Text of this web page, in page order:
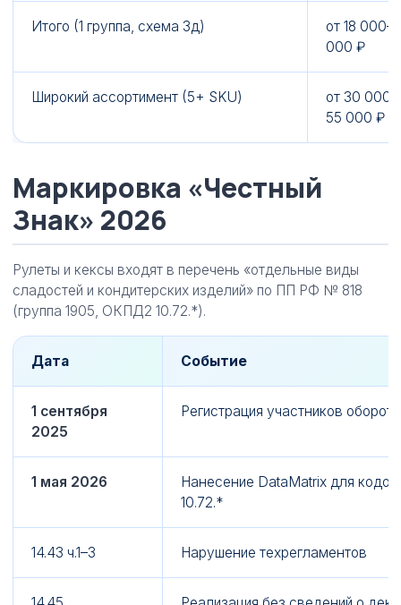
Итого (1 группа, схема 3д)
от 18
000 ₽
Широкий ассортимент (5+ SKU)
от 30 000–
55 000 ₽
Маркировка «Честный
Знак» 2026
Рулеты и кексы входят в перечень «отдельные виды
сладостей и кондитерских изделий» по ПП РФ № 818
(группа 1905, ОКПД2 10.72.*).
Дата Событие
1 сентября
2025
Регистрация участников оборота
1 мая 2026
Нанесение DataMatrix для
10.72.*
14.43 ч.1–3 Нарушение техрегламентов